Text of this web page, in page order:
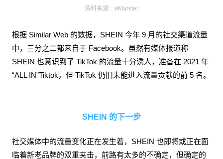
资料来源：eMarkter
根据 Similar Web 的数据，SHEIN 今年 9 月的社交渠道流量
中，三分之二都来自于 Facebook。虽然有媒体报道称
SHEIN 也意识到了 TikTok 的流量十分诱人，准备在 2021 年
“ALL IN”Tiktok，但 TikTok 仍旧未能进入流量贡献的前 5 名。
SHEIN 的下一步
社交媒体中的流量变化正在发生着，SHEIN 也即将或正在面
临着新老品牌的双重夹击，前路有太多的不确定，但确定的